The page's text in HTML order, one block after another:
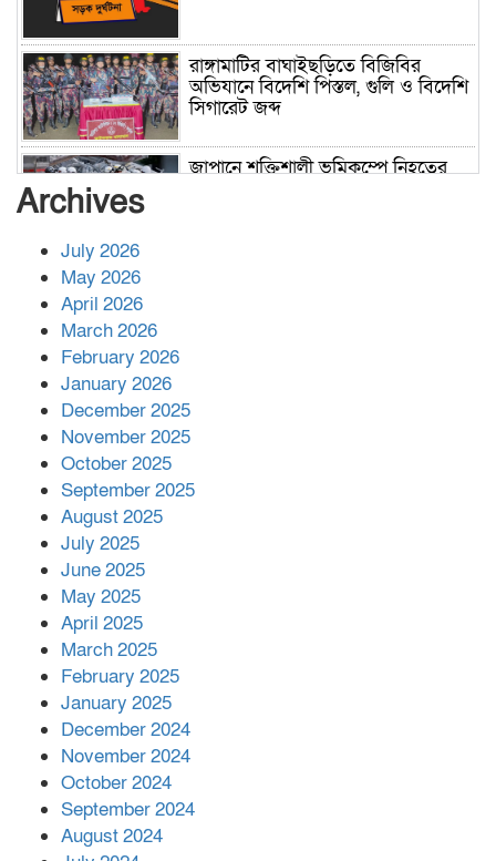
রাঙ্গামাটির বাঘাইছড়িতে বিজিবির
অভিযানে বিদেশি পিস্তল, গুলি ও বিদেশি
সিগারেট জব্দ
জাপানে শক্তিশালী ভূমিকম্পে নিহতের
পর ফোন তারেক রহমানের,গ্যাস সঙ্কট
সহায়তা দিলেন সাচিং প্রু জেরী
Archives
July 2026
May 2026
April 2026
March 2026
February 2026
January 2026
December 2025
November 2025
October 2025
September 2025
August 2025
July 2025
June 2025
May 2025
April 2025
March 2025
February 2025
January 2025
December 2024
November 2024
October 2024
September 2024
August 2024